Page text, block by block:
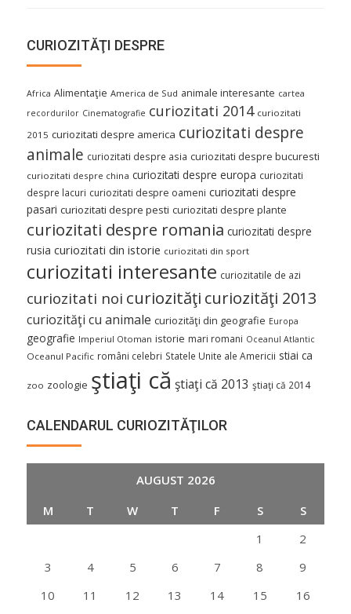
CURIOZITĂŢI DESPRE
Africa Alimentaţie America de Sud animale interesante cartea
recordurilor Cinematografie curiozitati 2014 curiozitati
2015 curiozitati despre america curiozitati despre
animale curiozitati despre asia curiozitati despre bucuresti
curiozitati despre china curiozitati despre europa curiozitati
despre lacuri curiozitati despre oameni curiozitati despre
pasari curiozitati despre pesti curiozitati despre plante
curiozitati despre romania curiozitati despre
rusia curiozitati din istorie curiozitati din sport
curiozitati interesante curiozitatile de azi
curiozitati noi curiozităţi curiozităţi 2013
curiozităţi cu animale curiozităţi din geografie Europa
geografie Imperiul Otoman istorie mari romani Oceanul Atlantic
Oceanul Pacific români celebri Statele Unite ale Americii stiai ca
zoo zoologie ştiaţi că ştiaţi că 2013 ştiaţi că 2014
CALENDARUL CURIOZITĂŢILOR
AUGUST 2026
M
T W T F S
S
1
2
3
4 5 6 7 8
9
10
11 12 13 14 15 16